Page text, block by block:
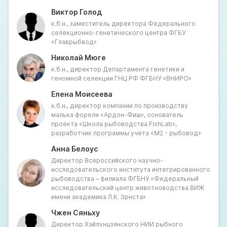
лососёвых с повышенной устойчивостью к
заболеваниям.
Однако введение международных санкций
осложнило доступ к зарубежному посадочному
материалу – основе аквакультуры форели и лосося,
наиболее быстро развивающейся в России. Перед
российской рыбохозяйственной наукой стоят
серьёзные вызовы: необходимость ускоренного
развития собственной научно-технической базы,
подготовка квалифицированных кадров и
масштабирование успешных селекционных практик.
В то же время открываются новые возможности-
локализация производства критически важных
компонентов. Круглый стол призван
проанализировать текущий статус российской
генетики в части водных биоресурсов, выявить
ключевые барьеры и наметить стратегические
Виктор Голод
к.б.н., заместитель директора Федерального
селекционно-генетического центра ФГБУ
«Главрыбвод»
Николай Мюге
к.б.н., директор Департамента генетики и
геномной селекции ГНЦ РФ ФГБНУ «ВНИРО»
Елена Моисеева
к.б.н., директор компании по производству
малька форели «Ардон-Фиш», основатель
проекта «Школа рыбоводства FishLab»,
разработчик программы учёта «М2 - рыбовод»
Анна Белоус
Директор Всероссийского научно-
исследовательского института интегрированного
рыбоводства – филиала ФГБНУ «Федеральный
исследовательский центр животноводства ВИЖ
имени академика Л.К. Эрнста»
Чжен Сяньху
Директор Хэйлунцзянского НИИ рыбного